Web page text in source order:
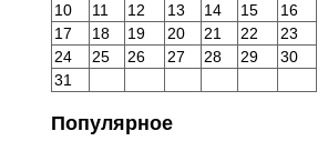
10
11 12 13 14 15
16
17
18 19 20 21 22
23
24
25 26 27 28 29
30
31
Популярное